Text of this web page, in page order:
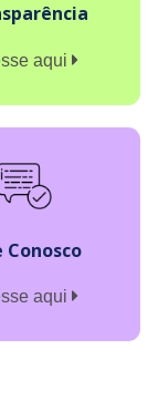
aqui
Conosco
aqui